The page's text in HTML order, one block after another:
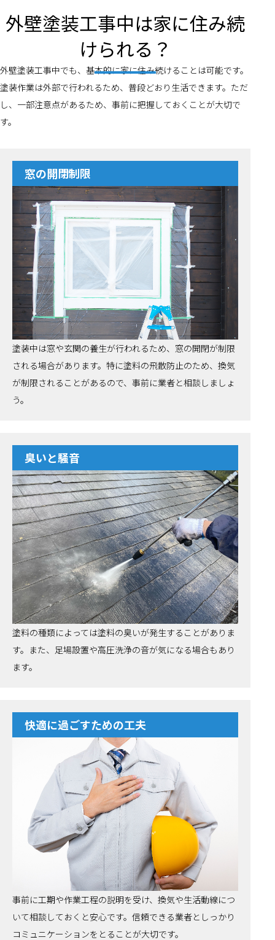
外壁塗装工事中は家に住み続
けられる？
外壁塗装工事中でも、基本的に家に住み続けることは可能です。
塗装作業は外部で行われるため、普段どおり生活できます。ただ
し、一部注意点があるため、事前に把握しておくことが大切で
す。
窓の開閉制限
塗装中は窓や玄関の養生が行われるため、窓の開閉が制限
される場合があります。特に塗料の飛散防止のため、換気
が制限されることがあるので、事前に業者と相談しましょ
う。
臭いと騒音
塗料の種類によっては塗料の臭いが発生することがありま
す。また、足場設置や高圧洗浄の音が気になる場合もあり
ます。
快適に過ごすための工夫
事前に工期や作業工程の説明を受け、換気や生活動線につ
いて相談しておくと安心です。信頼できる業者としっかり
コミュニケーションをとることが大切です。